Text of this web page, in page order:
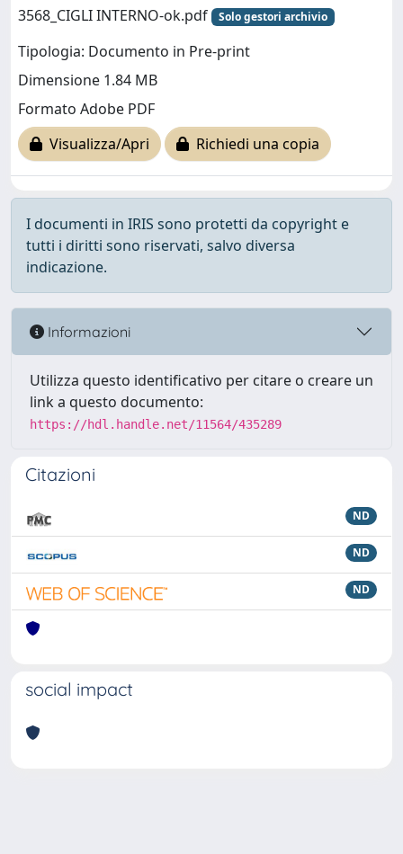
3568_CIGLI INTERNO-ok.pdf
Solo gestori archivio
Tipologia: Documento in Pre-print
Dimensione 1.84 MB
Formato Adobe PDF
Visualizza/Apri
Richiedi una copia
I documenti in IRIS sono protetti da copyright e
tutti i diritti sono riservati, salvo diversa
indicazione.
Informazioni
Utilizza questo identificativo per citare o creare un
link a questo documento:
https://hdl.handle.net/11564/435289
Citazioni
ND
ND
ND
social impact